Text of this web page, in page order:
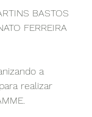
BASTOS
FERREIRA
a
realizar